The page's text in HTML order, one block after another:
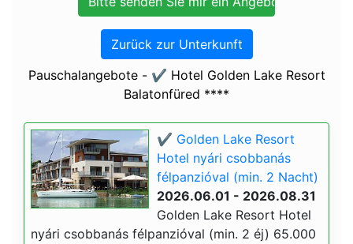
Zurück zur Unterkunft
Pauschalangebote - ✔️ Hotel Golden Lake Resort
Balatonfüred ****
✔️ Golden Lake Resort
Hotel nyári csobbanás
félpanzióval (min. 2 Nacht)
2026.06.01 - 2026.08.31
Golden Lake Resort Hotel
nyári csobbanás félpanzióval (min. 2 éj) 65.000